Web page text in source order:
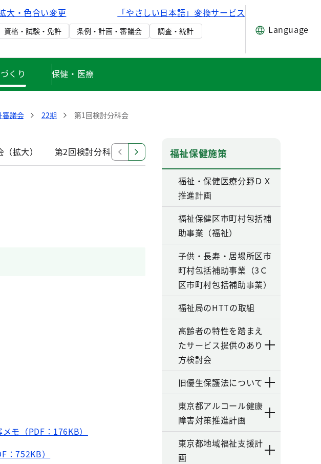
大・色合い変更 「やさしい日本語」変換サービス
資格・試験・免許 条例・計画・審議会
調査・統計
Language
くり 保健・医療
審議会 22期 第1回検討分科会
拡大） 第2回検討分科会 第1回検討分科会 第69回総会
モ（PDF：176KB）
752KB）
福祉保健施策
福祉・保健医療分野ＤＸ
推進計画
福祉保健区市町村包括補
助事業（福祉）
子供・長寿・居場所区市
町村包括補助事業（3Ｃ
区市町村包括補助事業）
福祉局のHTTの取組
高齢者の特性を踏まえ
たサービス提供のあり
方検討会
旧優生保護法について
東京都アルコール健康
障害対策推進計画
東京都地域福祉支援計
画